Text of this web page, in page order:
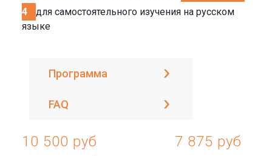
4
для самостоятельного изучения на русском
языке
Программа
FAQ
10 500 руб 7 875 руб